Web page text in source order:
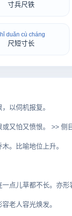
寸兵尺铁
duǎn cù cháng
尺短寸长
以伺机报复。
又怕又愤恨。 >> 侧
。比喻地位上升。
点儿草都不长。亦形
老人容光焕发。